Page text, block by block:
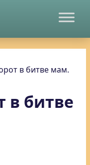
в битве мам.
в битве